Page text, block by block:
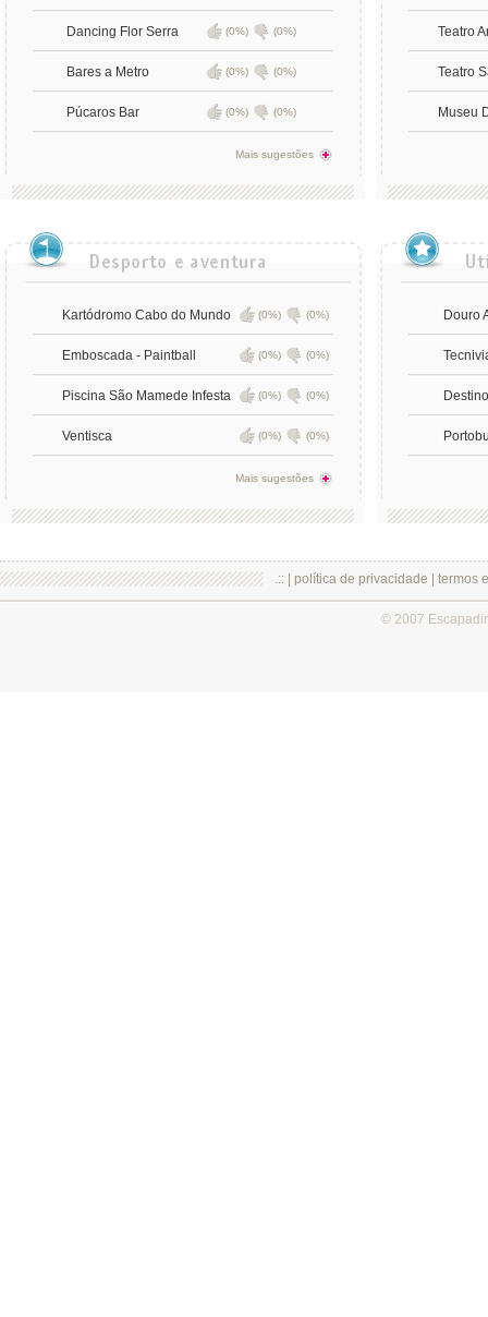
Dancing Flor Serra (0%) (0%)
Bares a Metro (0%) (0%)
Púcaros Bar (0%) (0%)
Mais sugestões
Teatro
Teatro
Museu
Kartódromo Cabo do Mundo (0%) (0%)
Emboscada - Paintball (0%) (0%)
Piscina São Mamede Infesta (0%) (0%)
Ventisca (0%) (0%)
Mais sugestões
Douro
.:: | política de privacidade termos
© 2007